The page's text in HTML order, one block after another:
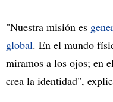
"Nuestra misión es
global. En el mundo
miramos a los ojos; en
crea la identidad",